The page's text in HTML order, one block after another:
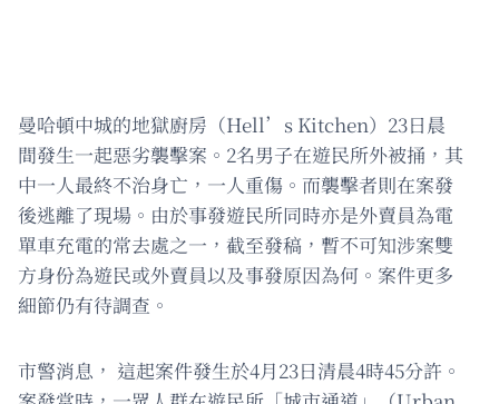
曼哈頓中城的地獄廚房（Hell’s Kitchen）23日晨
間發生一起惡劣襲擊案。2名男子在遊民所外被捅，其
中一人最終不治身亡，一人重傷。而襲擊者則在案發
後逃離了現場。由於事發遊民所同時亦是外賣員為電
單車充電的常去處之一，截至發稿，暫不可知涉案雙
方身份為遊民或外賣員以及事發原因為何。案件更多
細節仍有待調查。
市警消息， 這起案件發生於4月23日清晨4時45分許。